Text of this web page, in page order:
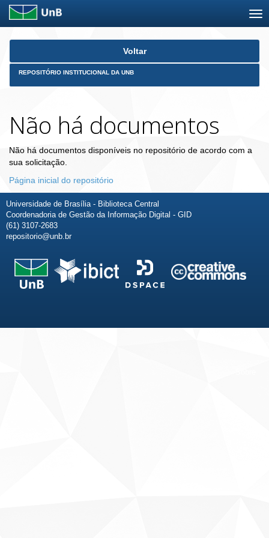
Skip
Voltar
REPOSITÓRIO INSTITUCIONAL DA UNB
Não há documentos
Não há documentos disponíveis no repositório de acordo com a
sua solicitação.
Página inicial do repositório
Universidade de Brasília - Biblioteca Central
Coordenadoria de Gestão da Informação Digital - GID
(61) 3107-2683
repositorio@unb.br